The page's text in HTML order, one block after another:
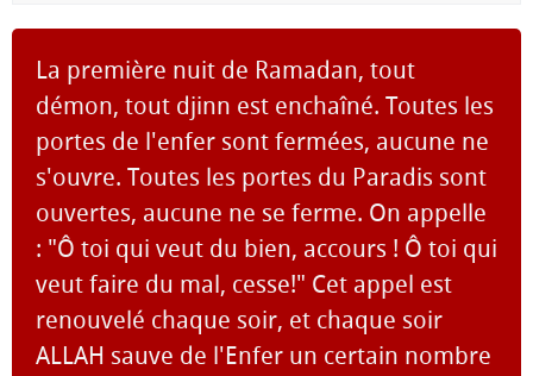
La première nuit de Ramadan, tout
démon, tout djinn est enchaîné. Toutes les
portes de l'enfer sont fermées, aucune ne
s'ouvre. Toutes les portes du Paradis sont
ouvertes, aucune ne se ferme. On appelle
: "Ô toi qui veut du bien, accours ! Ô toi qui
veut faire du mal, cesse!" Cet appel est
renouvelé chaque soir, et chaque soir
ALLAH sauve de l'Enfer un certain nombre